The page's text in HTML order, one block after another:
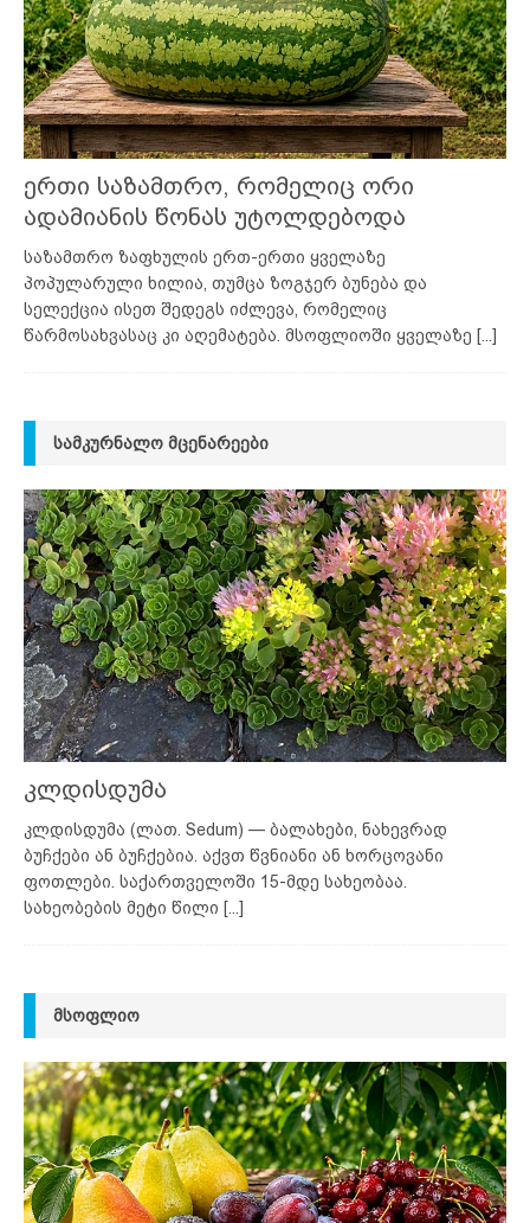
ერთი საზამთრო, რომელიც ორი
ადამიანის წონას უტოლდებოდა
საზამთრო ზაფხულის ერთ-ერთი ყველაზე
პოპულარული ხილია, თუმცა ზოგჯერ ბუნება და
სელექცია ისეთ შედეგს იძლევა, რომელიც
წარმოსახვასაც კი აღემატება. მსოფლიოში ყველაზე [...]
ᲡᲐᲛᲙᲣᲠᲜᲐᲚᲝ ᲛᲪᲔᲜᲐᲠᲔᲔᲑᲘ
კლდისდუმა
კლდისდუმა (ლათ. Sedum) — ბალახები, ნახევრად
ბუჩქები ან ბუჩქებია. აქვთ წვნიანი ან ხორცოვანი
ფოთლები. საქართველოში 15-მდე სახეობაა.
სახეობების მეტი წილი [...]
ᲛᲡᲝᲤᲚᲘᲝ